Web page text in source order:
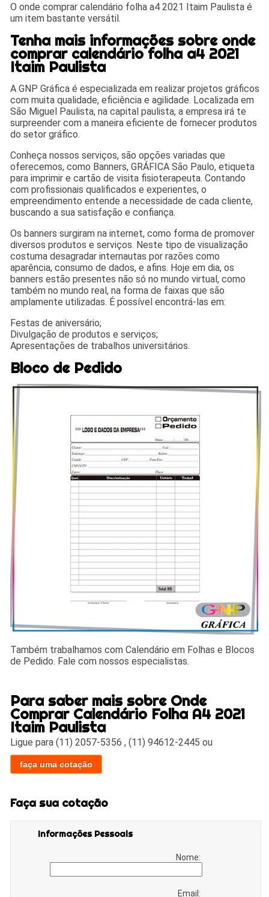
O onde comprar calendário folha a4 2021 Itaim Paulista é
um item bastante versátil.
Tenha mais informações sobre onde
comprar calendário folha a4 2021
Itaim Paulista
A GNP Gráfica é especializada em realizar projetos gráficos
com muita qualidade, eficiência e agilidade. Localizada em
São Miguel Paulista, na capital paulista, a empresa irá te
surpreender com a maneira eficiente de fornecer produtos
do setor gráfico.
Conheça nossos serviços, são opções variadas que
oferecemos, como Banners, GRÁFICA São Paulo, etiqueta
para imprimir e cartão de visita fisioterapeuta. Contando
com profissionais qualificados e experientes, o
empreendimento entende a necessidade de cada cliente,
buscando a sua satisfação e confiança.
Os banners surgiram na internet, como forma de promover
diversos produtos e serviços. Neste tipo de visualização
costuma desagradar internautas por razões como
aparência, consumo de dados, e afins. Hoje em dia, os
banners estão presentes não só no mundo virtual, como
também no mundo real, na forma de faixas que são
amplamente utilizadas. É possível encontrá-las em:
Festas de aniversário;
Divulgação de produtos e serviços;
Apresentações de trabalhos universitários.
Bloco de Pedido
Também trabalhamos com Calendário em Folhas e Blocos
de Pedido. Fale com nossos especialistas.
Para saber mais sobre Onde
Comprar Calendário Folha A4 2021
Itaim Paulista
Ligue para(11) 2057-5356 ,(11) 94612-2445 ou
faça uma cotação
Faça sua cotação
Informações Pessoais
Nome:
Email: